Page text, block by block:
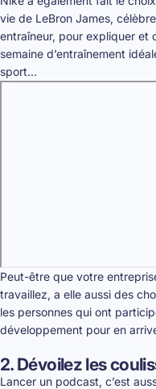
vie de LeBron James,
entraîneur, pour expliquer et
semaine d’entraînement
sport...
Peut-être que votre
travaillez, a elle aussi des
les personnes qui ont
développement pour en
2. Dévoilez les
Lancer un podcast, c’est